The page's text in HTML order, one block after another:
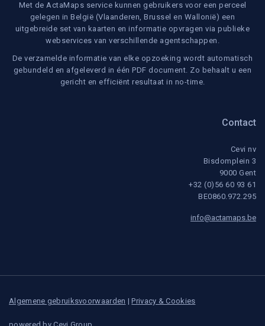
Met de ActaMaps service kunnen gebruikers voor een perceel
gelegen in België (Vlaanderen, Brussel en Wallonië) een
uitgebreide set van kaarten en informatie opvragen via publieke
webservices van verschillende agentschappen.
De verzamelde informatie van elke opzoeking wordt automatisch
gebundeld en afgeleverd in één PDF document. Zo behaalt u een
gericht en efficiënt resultaat in no-time.
Contact
Cevi nv
Bisdomplein 3
9000 Gent
+32 (0)56 60 93 61
BE0860.972.295
info@actamaps.be
Algemene gebruiksvoorwaarden |Privacy & Cookies